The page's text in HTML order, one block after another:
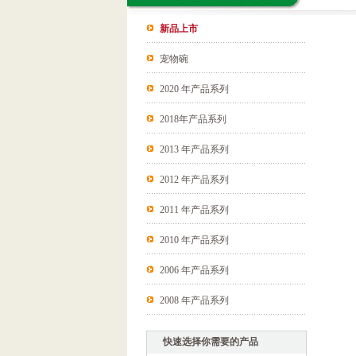
新品上市
宠物碗
2020 年产品系列
2018年产品系列
2013 年产品系列
2012 年产品系列
2011 年产品系列
2010 年产品系列
2006 年产品系列
2008 年产品系列
快速选择你需要的产品